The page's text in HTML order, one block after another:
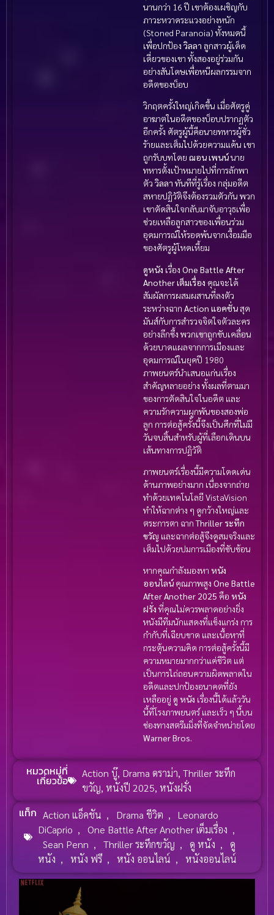
นานกว่า 16 ปี เขาต้องเผชิญกับ
ภาวะหวาดระแวงอย่างหนัก
(Stoned Paranoia) ทั้งหมดนี้
เพื่อปกป้อง วิลลา ลูกสาวผู้เด็ด
เดี่ยวของเขา ทั้งสองอยู่ร่วมกัน
อย่างสันโดษเพื่อหนีผลกรรมจาก
อดีตของบ็อบ
วิกฤตครั้งใหญ่เกิดขึ้น เมื่อศัตรูคู่
อาฆาตในอดีตของบ็อบปรากฏตัว
อีกครั้ง ศัตรูผู้นี้คือนายทหารผู้ชั่ว
ร้ายและเต็มไปด้วยความแค้น เขา
ถูกรับบทโดย ฌอน เพนน์นาย
ทหารตั้งเป้าหมายไปที่การลักพา
ตัว วิลลา ทันทีที่รู้เรื่อง กลุ่มอดีต
สหายปฏิวัติจึงต้องรวมตัวกัน พวก
เขาตัดสินใจกลับมาจับอาวุธเพื่อ
ช่วยเหลือลูกสาวของเพื่อนร่วม
อุดมการณ์ให้รอดพ้นจากเงื้อมมือ
ของศัตรูผู้โหดเหี้ยม
ดูหนัง เรื่อง One Battle After
Another เต็มเรื่อง คุณจะได้
สัมผัสการผสมผสานที่ลงตัว
ระหว่างฉาก Action แอคชั่นสุด
มันส์กับการสำรวจจิตใจตัวละคร
อย่างลึกซึ้ง พวกเขาถูกขับเคลื่อน
ด้วยบาดแผลจากการเมืองและ
อุดมการณ์ในยุคปี 1980
ภาพยนตร์นำเสนอแก่นเรื่อง
สำคัญหลายอย่าง ทั้งผลที่ตามมา
ของการตัดสินใจในอดีต และ
ความรักความผูกพันของสองพ่อ
ลูก การต่อสู้ครั้งนี้จึงเป็นศึกที่ไม่มี
วันจบสิ้นสำหรับผู้ที่เลือกเดินบน
เส้นทางการปฏิวัติ
ภาพยนตร์เรื่องนี้มีความโดดเด่น
ด้านภาพอย่างมาก เนื่องจากถ่าย
ทำด้วยเทคโนโลยี VistaVision
ทำให้ฉากต่าง ๆ ดูกว้างใหญ่และ
ตระการตา ฉากThriller ระทึก
ขวัญ และฉากต่อสู้จึงดูสมจริงและ
เต็มไปด้วยปมการเมืองที่ซับซ้อน
หากคุณกำลังมองหา หนัง
ออนไลน์ คุณภาพสูง One Battle
After Another 2025 คือ หนัง
ฝรั่ง ที่คุณไม่ควรพลาดอย่างยิ่ง
หนังมีทีมนักแสดงที่แข็งแกร่ง การ
กำกับที่เฉียบขาด และเนื้อหาที่
กระตุ้นความคิด การต่อสู้ครั้งนี้มี
ความหมายมากกว่าแค่ชีวิต แต่
เป็นการไถ่ถอนความผิดพลาดใน
อดีตและปกป้องอนาคตที่ยัง
เหลืออยู่ ดู หนัง เรื่องนี้ได้แล้ววัน
นี้ที่โรงภาพยนตร์ และเร็ว ๆ นี้บน
ช่องทางสตรีมมิ่งที่จัดจำหน่ายโดย
Warner Bros.
หมวดหมู่ที่
เกี่ยวข้อ
Action บู๊, Drama ดราม่า,Thriller ระทึก
ขวัญ, หนังปี 2025, หนังฝรั่ง
แท็ก Action แอ็คชัน , Drama ชีวิต ,
Leonardo
DiCaprio , One Battle After Another เต็มเรื่อง ,
Sean Penn , Thriller ระทึกขวัญ , ดู หนัง ,
ดู
หนัง , หนัง ฟรี , หนัง ออนไลน์ , หนังออนไลน์